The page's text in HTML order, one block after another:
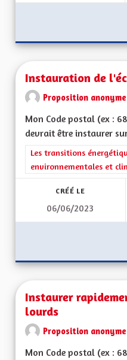
Instauration de
Proposition anonyme
Mon Code postal (ex :
devrait être instaurer
Filtrer les résultats de la
Les transitions
environnementales et
CRÉÉ LE
06/06/2023
Instaurer
lourds
Proposition anonyme
Mon Code postal (ex :